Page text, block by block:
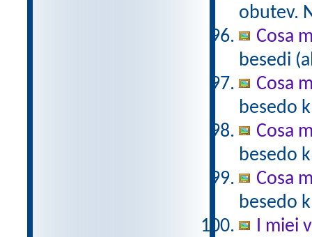
obutev.
Cosa
besedi
Cosa
besedo
Cosa
besedo
Cosa
besedo
I miei